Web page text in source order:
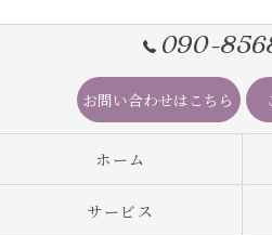
090-
お問い合わせはこちら
ホーム
サービス